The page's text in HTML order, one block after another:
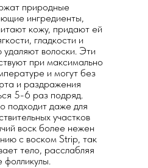
природные
ингредиенты,
кожу, придают ей
гладкости и
удаляют волоски. Эти
при максимально
и могут без
и раздражения
5-6 раз подряд.
подходит даже для
участков
воск более нежен
с воском Strip, так
тело, расслабляя
фолликулы.